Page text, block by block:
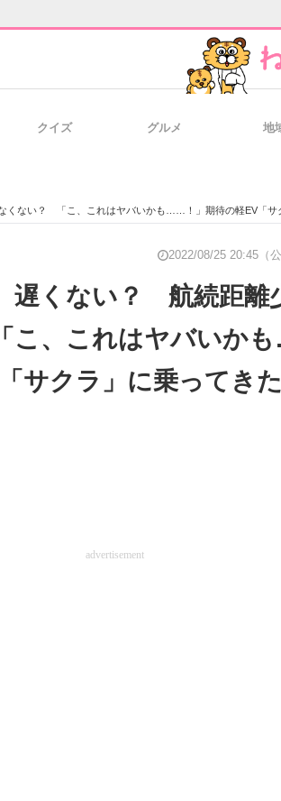
企業向けIT製品の総合サイト IT製品の技術
クイズ グルメ 地
ない？ 「こ、これはヤバいかも……！」期待の軽EV「サ
2022/08/25 20:45（公
くない？ 航続距離
、これはヤバいか
サクラ」に乗ってきた
advertisement